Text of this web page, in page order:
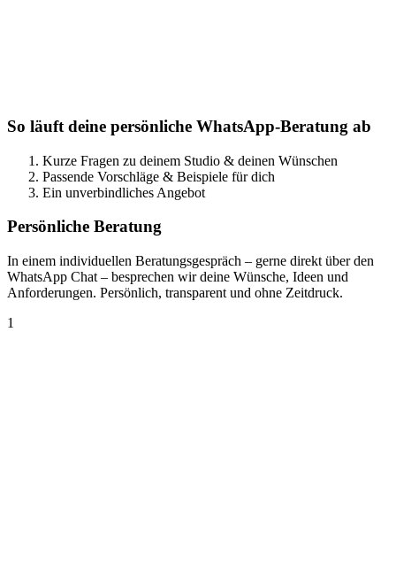
So läuft deine persönliche WhatsApp-Beratung ab
Kurze Fragen zu deinem Studio & deinen Wünschen
Passende Vorschläge & Beispiele für dich
Ein unverbindliches Angebot
Persönliche Beratung
In einem individuellen Beratungsgespräch – gerne direkt über den
WhatsApp Chat – besprechen wir deine Wünsche, Ideen und
Anforderungen. Persönlich, transparent und ohne Zeitdruck.
1